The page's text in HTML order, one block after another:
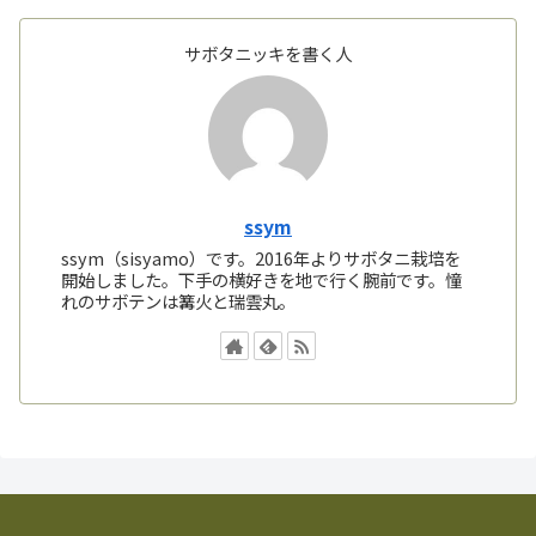
サボタニッキを書く人
ssym
ssym（sisyamo）です。2016年よりサボタニ栽培を
開始しました。下手の横好きを地で行く腕前です。憧
れのサボテンは篝火と瑞雲丸。